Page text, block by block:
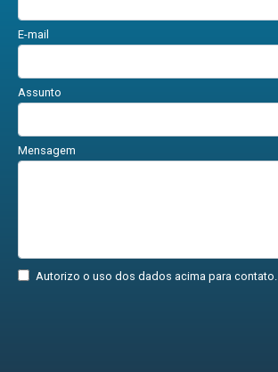
E-mail
Assunto
Mensagem
Autorizo o uso dos dados acima para contato.